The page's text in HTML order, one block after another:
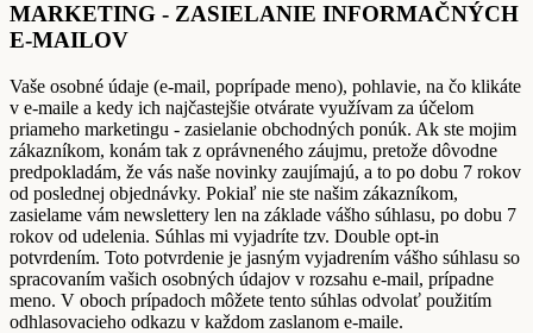
MARKETING - ZASIELANIE INFORMAČNÝCH
E-MAILOV
Vaše osobné údaje (e-mail, poprípade meno), pohlavie, na čo klikáte
v e-maile a kedy ich najčastejšie otvárate využívam za účelom
priameho marketingu - zasielanie obchodných ponúk. Ak ste mojim
zákazníkom, konám tak z oprávneného záujmu, pretože dôvodne
predpokladám, že vás naše novinky zaujímajú, a to po dobu 7 rokov
od poslednej objednávky. Pokiaľ nie ste našim zákazníkom,
zasielame vám newslettery len na základe vášho súhlasu, po dobu 7
rokov od udelenia. Súhlas mi vyjadríte tzv. Double opt-in
potvrdením. Toto potvrdenie je jasným vyjadrením vášho súhlasu so
spracovaním vašich osobných údajov v rozsahu e-mail, prípadne
meno. V oboch prípadoch môžete tento súhlas odvolať použitím
odhlasovacieho odkazu v každom zaslanom e-maile.